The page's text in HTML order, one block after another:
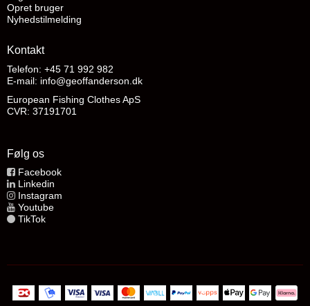
Opret bruger
Nyhedstilmelding
Kontakt
Telefon: +45 71 992 982
E-mail: info@geoffanderson.dk
European Fishing Clothes ApS
CVR: 37191701
Følg os
Facebook
Linkedin
Instagram
Youtube
TikTok